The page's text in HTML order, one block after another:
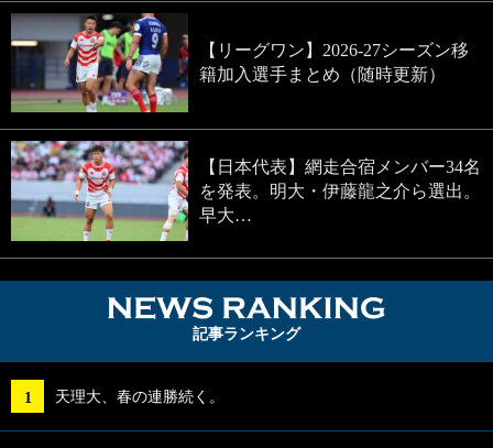
【リーグワン】2026-27シーズン移
籍加入選手まとめ（随時更新）
【日本代表】網走合宿メンバー34名
を発表。明大・伊藤龍之介ら選出。
早大…
記事ランキング
天理大、春の連勝続く。